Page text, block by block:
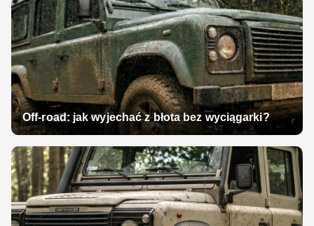
Off-road: jak wyjechać z błota bez wyciągarki?